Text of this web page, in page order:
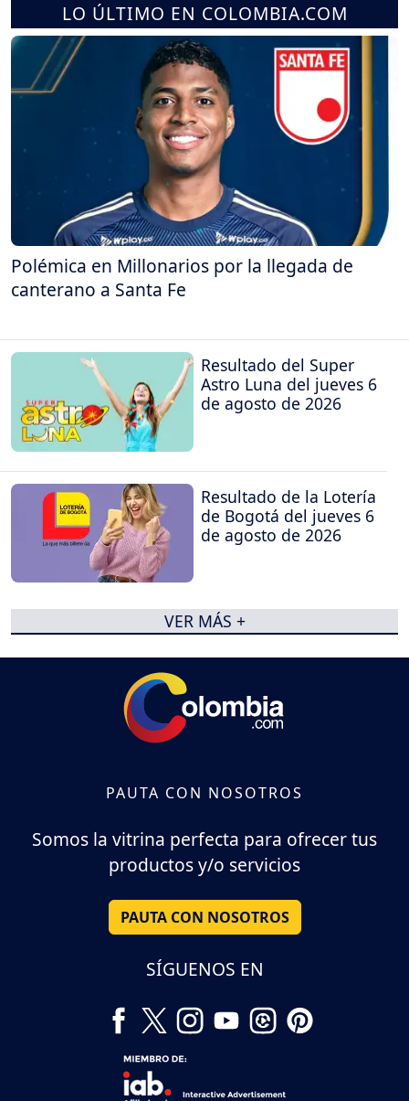
LO ÚLTIMO EN COLOMBIA.COM
Polémica en Millonarios por la llegada de
canterano a Santa Fe
Resultado del Super
Astro Luna del jueves 6
de agosto de 2026
Resultado de la Lotería
de Bogotá del jueves 6
de agosto de 2026
VER MÁS +
PAUTA CON NOSOTROS
Somos la vitrina perfecta para ofrecer tus
productos y/o servicios
PAUTA CON NOSOTROS
SÍGUENOS EN